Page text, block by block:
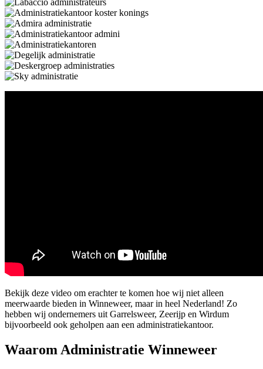
Bekijk deze video om erachter te komen hoe wij niet alleen
meerwaarde bieden in Winneweer, maar in heel Nederland! Zo
hebben wij ondernemers uit Garrelsweer, Zeerijp en Wirdum
bijvoorbeeld ook geholpen aan een administratiekantoor.
Waarom Administratie Winneweer